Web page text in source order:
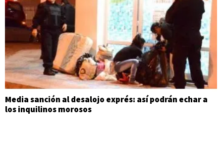
Media sanción al desalojo exprés: así podrán echar a
los inquilinos morosos